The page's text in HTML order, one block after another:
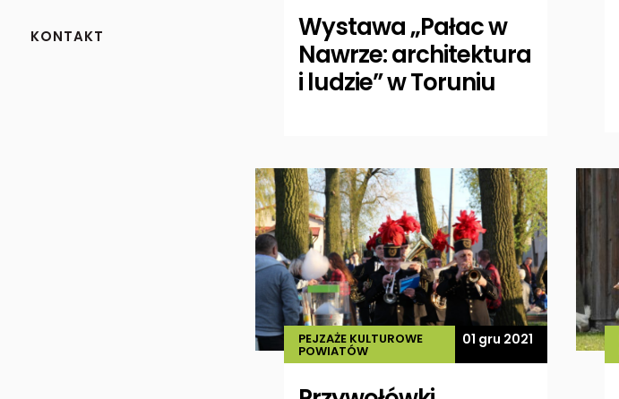
KONTAKT
Wystawa „Pałac w
Nawrze: architektura
i ludzie” w Toruniu
PEJZAŻE KULTUROWE
POWIATÓW
01 gru 2021